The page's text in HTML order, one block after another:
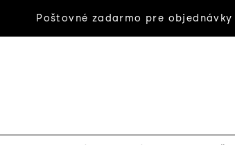
Poštovné zadarmo pre